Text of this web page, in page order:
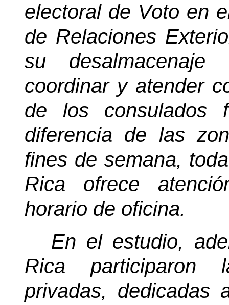
electoral de Voto en
de Relaciones
su
coordinar y atender
de los consulados
diferencia de las
fines de semana,
Rica ofrece
horario de oficina.
En el estudio,
Rica participaron
privadas, dedicadas